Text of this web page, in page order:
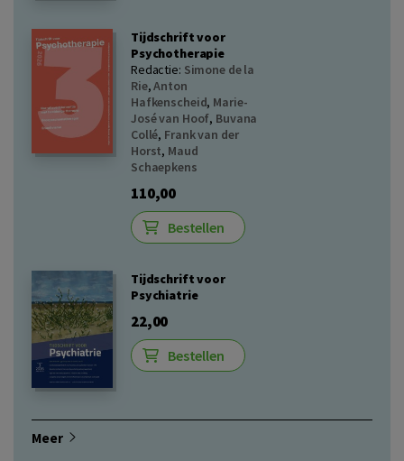
Tijdschrift voor
Psychotherapie
Redactie: Simone de la
Rie,Anton
Hafkenscheid, Marie-
José van Hoof, Buvana
Collé, Frank van der
Horst, Maud
Schaepkens
110,00
Bestellen
Tijdschrift voor
Psychiatrie
22,00
Bestellen
Meer